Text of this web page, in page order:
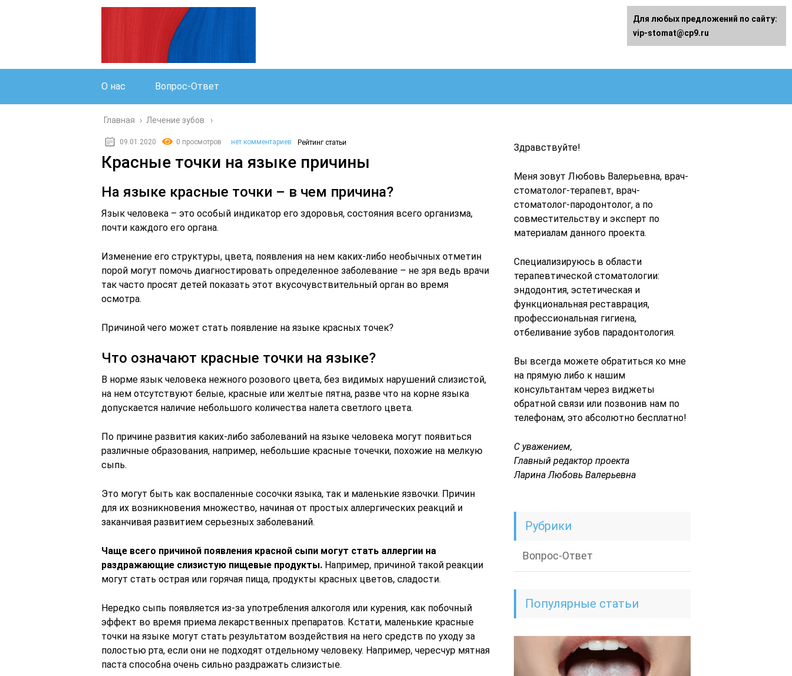
О нас Вопрос-Ответ
Главная › Лечение зубов
09.01.2020 0 просмотров нет комментариев Рейтинг статьи
Красные точки на языке причины
На языке красные точки – в чем причина?
Язык человека – это особый индикатор его здоровья, состояния всего организма,
почти каждого его органа.
Изменение его структуры, цвета, появления на нем каких-либо необычных отметин
порой могут помочь диагностировать определенное заболевание – не зря ведь врачи
так часто просят детей показать этот вкусочувствительный орган во время
осмотра.
Причиной чего может стать появление на языке красных точек?
Что означают красные точки на языке?
В норме язык человека нежного розового цвета, без видимых нарушений слизистой,
на нем отсутствуют белые, красные или желтые пятна, разве что на корне языка
допускается наличие небольшого количества налета светлого цвета.
По причине развития каких-либо заболеваний на языке человека могут появиться
различные образования, например, небольшие красные точечки, похожие на мелкую
сыпь.
Это могут быть как воспаленные сосочки языка, так и маленькие язвочки. Причин
для их возникновения множество, начиная от простых аллергических реакций и
заканчивая развитием серьезных заболеваний.
Чаще всего причиной появления красной сыпи могут стать аллергии на
раздражающие слизистую пищевые продукты. Например, причиной такой реакции
могут стать острая или горячая пища, продукты красных цветов, сладости.
Нередко сыпь появляется из-за употребления алкоголя или курения, как побочный
эффект во время приема лекарственных препаратов. Кстати, маленькие красные
точки на языке могут стать результатом воздействия на него средств по уходу за
полостью рта, если они не подходят отдельному человеку. Например, чересчур мятная
паста способна очень сильно раздражать слизистые.
Здравствуйте!
Меня зовут Любовь Валерьевна, врач-
стоматолог-терапевт, врач-
стоматолог-пародонтолог, а по
совместительству и эксперт по
материалам данного проекта.
Специализируюсь в области
терапевтической стоматологии:
эндодонтия, эстетическая и
функциональная реставрация,
профессиональная гигиена,
отбеливание зубов парадонтология.
Вы всегда можете обратиться ко мне
на прямую либо к нашим
консультантам через виджеты
обратной связи или позвонив нам по
телефонам, это абсолютно бесплатно!
С уважением,
Главный редактор проекта
Ларина Любовь Валерьевна
Рубрики
Вопрос-Ответ
Популярные статьи
Для любых предложений по сайту:
vip-stomat@cp9.ru